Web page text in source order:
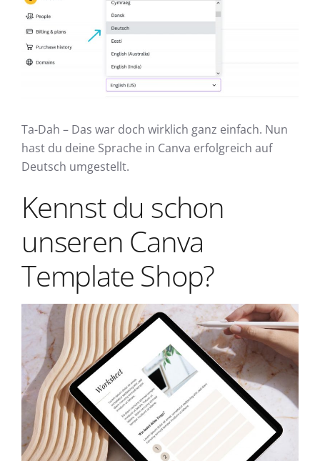
Ta-Dah – Das war doch wirklich ganz einfach. Nun
hast du deine Sprache in Canva erfolgreich auf
Deutsch umgestellt.
Kennst du schon
unseren Canva
Template Shop?